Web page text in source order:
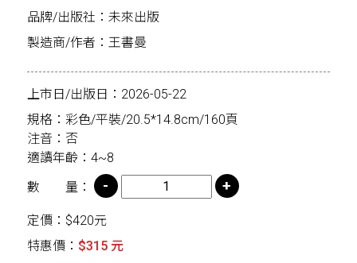
品牌/出版社：未來出版
製造商/作者：王書曼
上市日/出版日：2026-05-22
規格：彩色/平裝/20.5*14.8cm/160頁
注音：否
適讀年齡：4~8
數 量：
定價：$420元
特惠價： $315 元